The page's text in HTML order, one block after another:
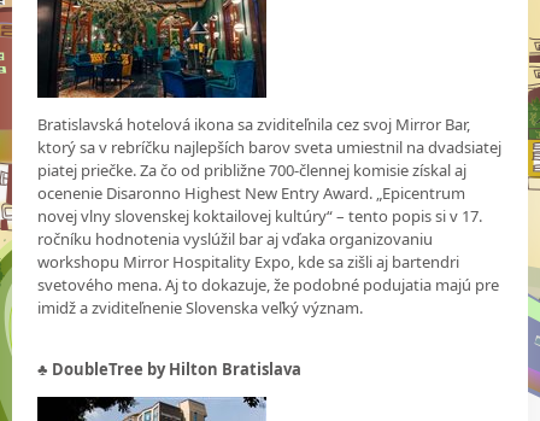
Bratislavská hotelová ikona sa zviditeľnila cez svoj Mirror Bar,
ktorý sa v rebríčku najlepších barov sveta umiestnil na dvadsiatej
piatej priečke. Za čo od približne 700-člennej komisie získal aj
ocenenie Disaronno Highest New Entry Award. „Epicentrum
novej vlny slovenskej koktailovej kultúry“ – tento popis si v 17.
ročníku hodnotenia vyslúžil bar aj vďaka organizovaniu
workshopu Mirror Hospitality Expo, kde sa zišli aj bartendri
svetového mena. Aj to dokazuje, že podobné podujatia majú pre
imidž a zviditeľnenie Slovenska veľký význam.
♣ DoubleTree by Hilton Bratislava